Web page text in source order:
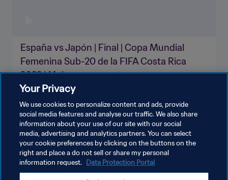
España vs Japón | Final | Copa Mundial
Femenina Sub-20 de la FIFA Costa Rica
2022 | Mejores momentos
VER MÁS
Your Privacy
We use cookies to personalize content and ads, provide
social media features and analyse our traffic. We also share
information about your use of our site with our social
media, advertising and analytics partners. You can select
your cookie preferences by clicking on the buttons on the
right and place a do not sell or share my personal
information request. Data Protection Portal